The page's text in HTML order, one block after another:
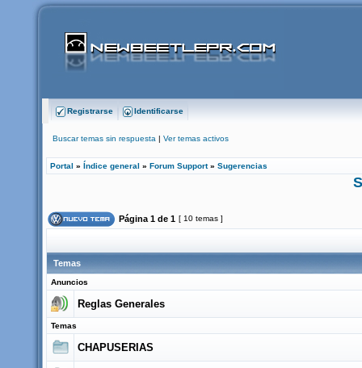
Registrarse Identificarse
Buscar temas sin respuesta | Ver temas activos
Portal » Índice general » Forum Support» Sugerencias
Página 1 de 1 [ 10 temas ]
Temas
Anuncios
Reglas Generales
Temas
CHAPUSERIAS